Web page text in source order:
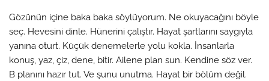
Gözünün içine baka baka söylüyorum. Ne okuyacağını böyle
seç. Hevesini dinle. Hünerini çalıştır. Hayat şartlarını saygıyla
yanına oturt. Küçük denemelerle yolu kokla. İnsanlarla
konuş, yaz, çiz, dene, bitir. Ailene plan sun. Kendine söz ver.
B planını hazır tut. Ve şunu unutma. Hayat bir bölüm değil.